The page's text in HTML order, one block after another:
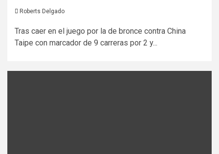
Roberts Delgado
Tras caer en el juego por la de bronce contra China
Taipe con marcador de 9 carreras por 2 y...